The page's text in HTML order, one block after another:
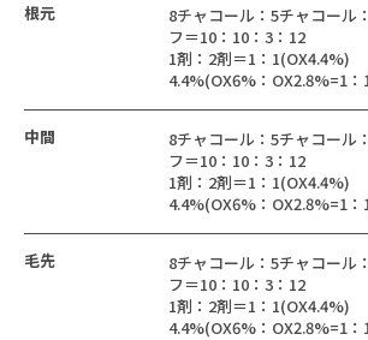
根元
8チャコール：5チャコール
フ＝10：10：3：12
1剤：2剤＝1：1(OX4.4%)
4.4%(OX6%：OX2.8%=1：
中間
8チャコール：5チャコール
フ＝10：10：3：12
1剤：2剤＝1：1(OX4.4%)
4.4%(OX6%：OX2.8%=1：
毛先
8チャコール：5チャコール
フ＝10：10：3：12
1剤：2剤＝1：1(OX4.4%)
4.4%(OX6%：OX2.8%=1：